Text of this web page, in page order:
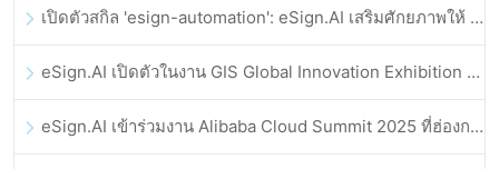
เปิดตัวสกิล 'esign-automation': eSign.AI เสริมศักยภาพให้ OpenClaw ด้วยลายเซ็นอิเล็กทรอนิกส์อัตโนมัติ
eSign.AI เปิดตัวในงาน GIS Global Innovation Exhibition 2025
eSign.AI เข้าร่วมงาน Alibaba Cloud Summit 2025 ที่ฮ่องกง เพื่อขับเคลื่อนนวัตกรรมคลาวด์ที่ขับเคลื่อนด้วย AI และความเชื่อมั่นทางดิจิทัล